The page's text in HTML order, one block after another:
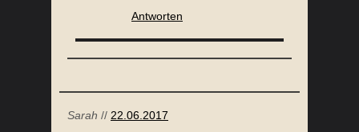
Antworten
Sarah // 22.06.2017